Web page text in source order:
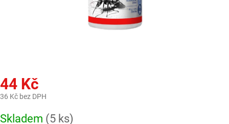
44 Kč
36 Kč bez DPH
cena:
Skladem (5 ks)